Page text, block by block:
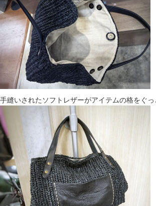
手縫いされたソフトレザーがアイテムの格をぐ